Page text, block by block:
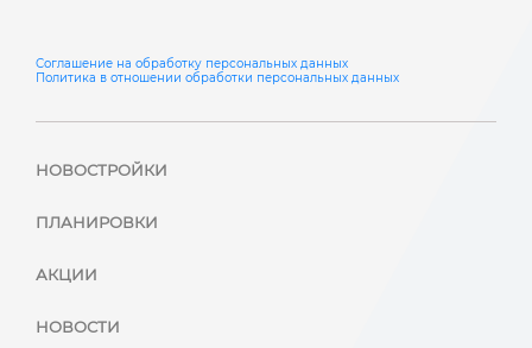
Соглашение на обработку персональных данных
Политика в отношении обработки персональных данных
НОВОСТРОЙКИ
ПЛАНИРОВКИ
АКЦИИ
НОВОСТИ